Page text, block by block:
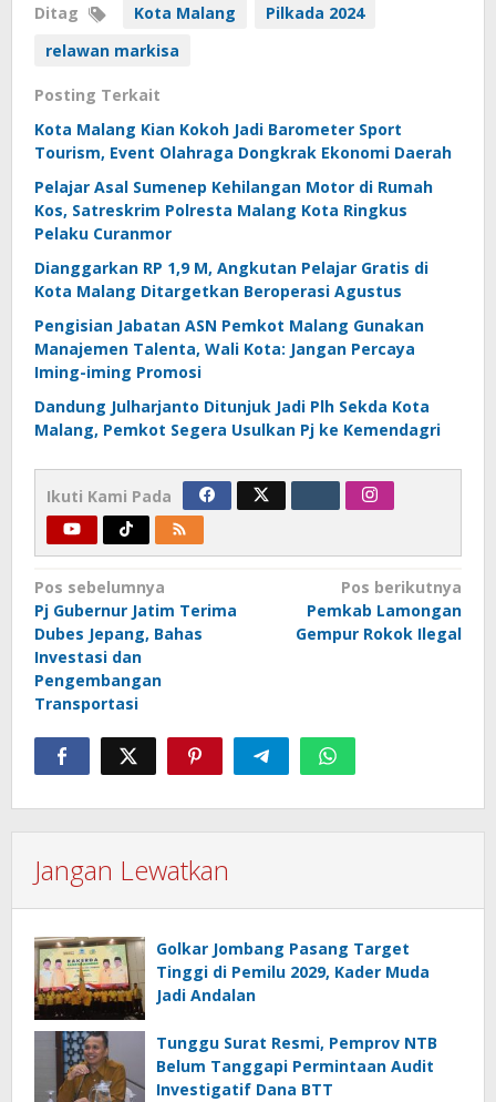
Ditag Kota Malang
Pilkada 2024
relawan markisa
Posting Terkait
Kota Malang Kian Kokoh Jadi Barometer Sport
Tourism, Event Olahraga Dongkrak Ekonomi Daerah
Pelajar Asal Sumenep Kehilangan Motor di Rumah
Kos, Satreskrim Polresta Malang Kota Ringkus
Pelaku Curanmor
Dianggarkan RP 1,9 M, Angkutan Pelajar Gratis di
Kota Malang Ditargetkan Beroperasi Agustus
Pengisian Jabatan ASN Pemkot Malang Gunakan
Manajemen Talenta, Wali Kota: Jangan Percaya
Iming-iming Promosi
Dandung Julharjanto Ditunjuk Jadi Plh Sekda Kota
Malang, Pemkot Segera Usulkan Pj ke Kemendagri
Ikuti Kami Pada
Navigasi
pos
Pos sebelumnya
Pj Gubernur Jatim Terima
Dubes Jepang, Bahas
Investasi dan
Pengembangan
Transportasi
Pos berikutnya
Pemkab Lamongan
Gempur Rokok Ilegal
Jangan Lewatkan
Golkar Jombang Pasang Target
Tinggi di Pemilu 2029, Kader Muda
Jadi Andalan
Tunggu Surat Resmi, Pemprov NTB
Belum Tanggapi Permintaan Audit
Investigatif Dana BTT